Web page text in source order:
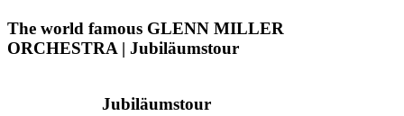
The world famous GLENN MILLER
ORCHESTRA | Jubiläumstour
Jubiläumstour